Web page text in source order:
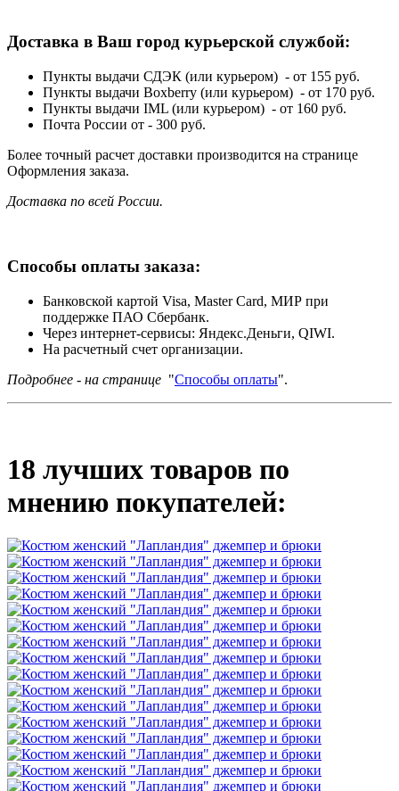
Доставка в Ваш город курьерской службой:
Пункты выдачи СДЭК (или курьером) - от 155 руб.
Пункты выдачи Boxberry (или курьером) - от 170 руб.
Пункты выдачи IML (или курьером) - от 160 руб.
Почта России от - 300 руб.
Более точный расчет доставки производится на странице
Оформления заказа.
Доставка по всей России.
Способы оплаты заказа:
Банковской картой Visa, Master Card, МИР при
поддержке ПАО Сбербанк.
Через интернет-сервисы: Яндекс.Деньги, QIWI.
На расчетный счет организации.
Подробнее - на странице "Способы оплаты".
18 лучших товаров по
мнению покупателей: